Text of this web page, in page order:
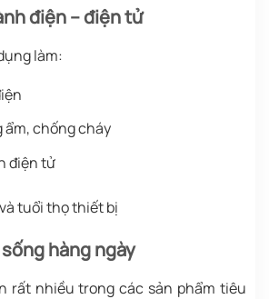
điện – điện tử
làm:
ẩm, chống cháy
điện tử
tuổi thọ thiết bị
hàng ngày
rất nhiều trong các sản phẩm tiêu